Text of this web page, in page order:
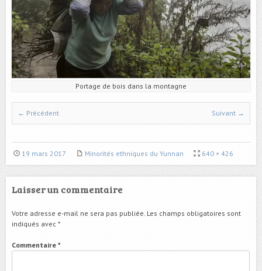
Portage de bois dans la montagne
← Précédent Suivant →
19 mars 2017 Minorités ethniques du Yunnan 640 × 426
Laisser un commentaire
Votre adresse e-mail ne sera pas publiée. Les champs obligatoires sont
indiqués avec *
Commentaire *